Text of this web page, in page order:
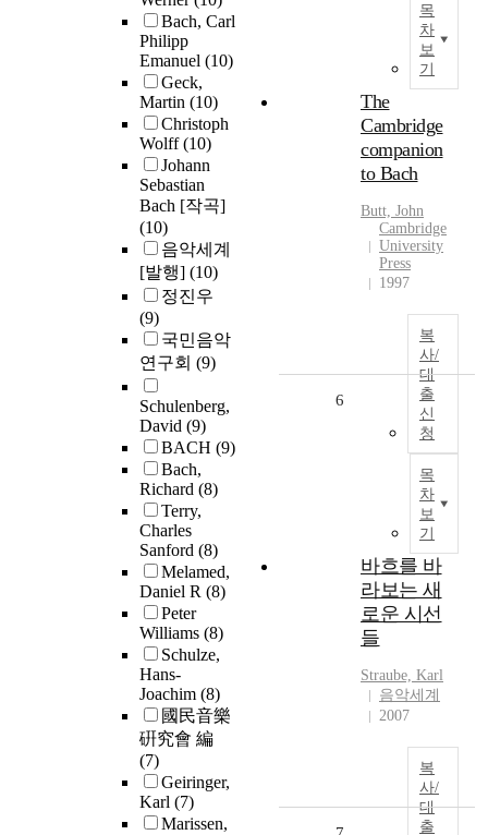
Bach, Carl
Philipp
Emanuel (10)
Geck,
Martin (10)
Christoph
Wolff(10)
Johann
Sebastian
Bach [작곡]
(10)
음악세계
[발행] (10)
정진우
(9)
국민음악
연구회 (9)
Schulenberg,
David (9)
BACH (9)
Bach,
Richard (8)
Terry,
Charles
Sanford (8)
Melamed,
Daniel R (8)
Peter
Williams (8)
Schulze,
Hans-
Joachim (8)
國民音樂
硏究會 編
(7)
Geiringer,
Karl (7)
Marissen,
목
차
보
기
The
Cambridge
companion
to Bach
Butt, John
Cambridge
University
Press
1997
복
사/
대
출
신
청
목
차
보
기
6
바흐를 바
라보는 새
로운 시선
들
Straube, Karl
음악세계
2007
복
사/
대
출